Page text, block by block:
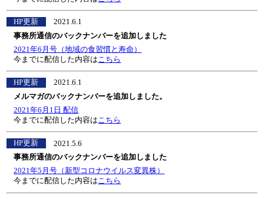
HP更新
2021.6.1
事務所通信のバックナンバーを追加しました
2021年6月号（地域の食習慣と寿命）
今までに配信した内容はこちら
HP更新
2021.6.1
メルマガのバックナンバーを追加しました。
2021年6月1日 配信
今までに配信した内容はこちら
HP更新
2021.5.6
事務所通信のバックナンバーを追加しました
2021年5月号（新型コロナウイルス変異株）
今までに配信した内容はこちら